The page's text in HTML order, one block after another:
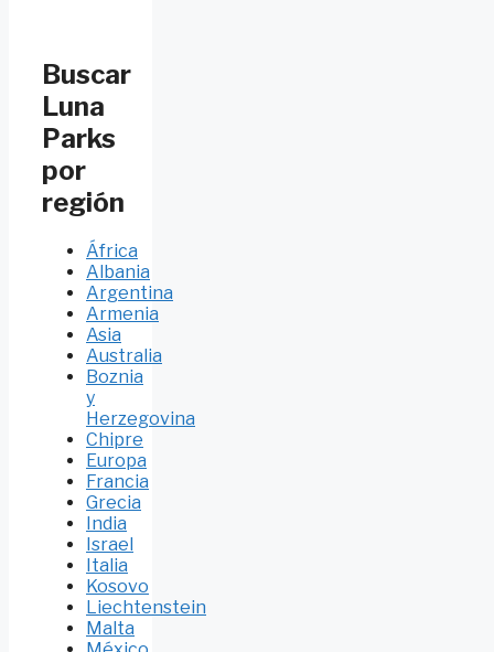
Buscar
Luna
Parks
por
región
África
Albania
Argentina
Armenia
Asia
Australia
Boznia
y
Herzegovina
Chipre
Europa
Francia
Grecia
India
Israel
Italia
Kosovo
Liechtenstein
Malta